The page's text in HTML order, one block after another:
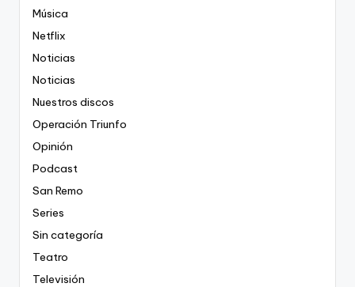
Música
Netflix
Noticias
Noticias
Nuestros discos
Operación Triunfo
Opinión
Podcast
San Remo
Series
Sin categoría
Teatro
Televisión